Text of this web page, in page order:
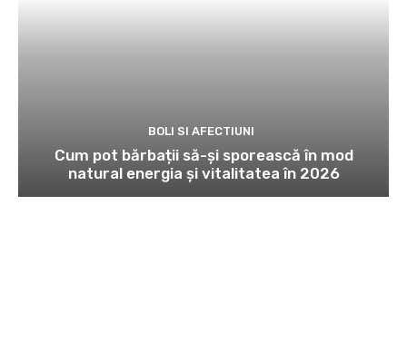
BOLI SI AFECTIUNI
Cum pot bărbații să-și sporească în mod
natural energia și vitalitatea în 2026